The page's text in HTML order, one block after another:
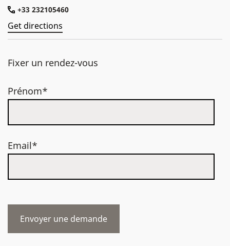
+33 232105460
Get directions
Fixer un rendez-vous
Prénom*
Email*